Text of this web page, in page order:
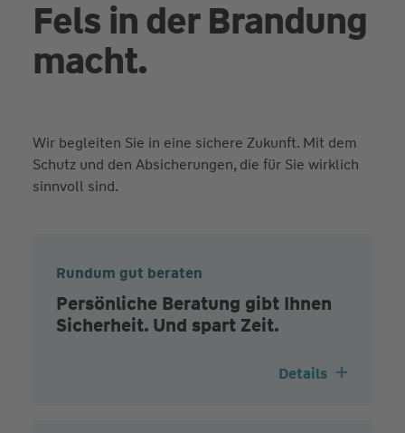
Fels in der Brandung
macht.
Wir begleiten Sie in eine sichere Zukunft. Mit dem
Schutz und den Absicherungen, die für Sie wirklich
sinnvoll sind.
Rundum gut beraten
Persönliche Beratung gibt Ihnen
Sicherheit. Und spart Zeit.
Details